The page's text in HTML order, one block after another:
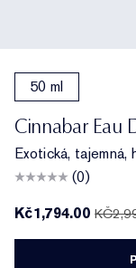
50 ml
Cinnabar Eau
Exotická, tajemná,
(0)
Kč1,794.00